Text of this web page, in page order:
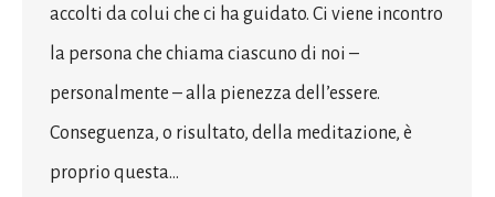
accolti da colui che ci ha guidato. Ci viene incontro
la persona che chiama ciascuno di noi –
personalmente – alla pienezza dell’essere.
Conseguenza, o risultato, della meditazione, è
proprio questa…